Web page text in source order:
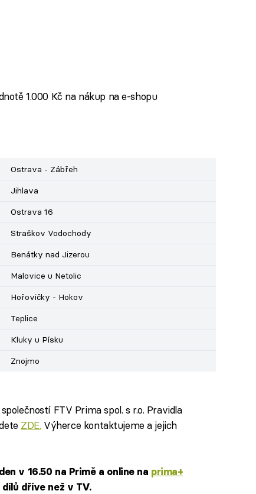
1.000 Kč na nákup na e-shopu
Ostrava - Zábřeh
Jihlava
Ostrava 16
Straškov Vodochody
Benátky nad Jizerou
Malovice u Netolic
Hořovičky - Hokov
Teplice
Kluky u Písku
Znojmo
FTV Prima spol. s r.o. Pravidla
ZDE. Výherce kontaktujeme a jejich
v 16.50 na Primě a online na prima+
dříve než v TV.